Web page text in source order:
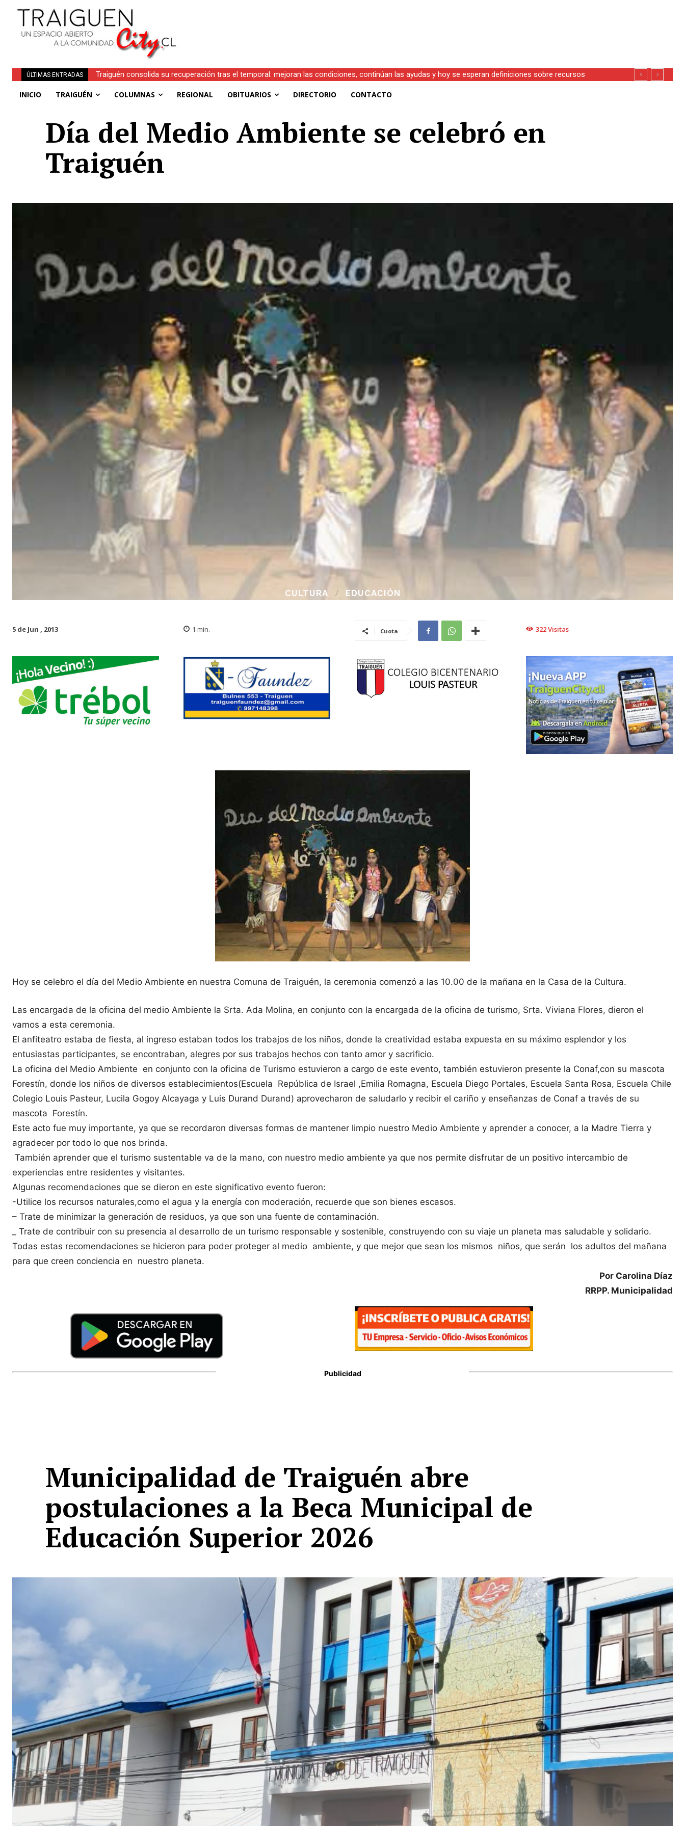
ÚLTIMAS ENTRADAS
Traiguén consolida su recuperación tras el temporal: mejoran las condiciones, continúan las ayudas y hoy se esperan definiciones sobre recursos
INICIO TRAIGUÉN COLUMNAS REGIONAL OBITUARIOS DIRECTORIO CONTACTO
Día del Medio Ambiente se celebró en
Traiguén
CULTURA EDUCACIÓN
5 de Jun , 2013 1 min. Cuota 322Visitas
Hoy se celebro el día del Medio Ambiente en nuestra Comuna de Traiguén, la ceremonia comenzó a las 10.00 de la mañana en la Casa de la Cultura.
Las encargada de la oficina del medio Ambiente la Srta. Ada Molina, en conjunto con la encargada de la oficina de turismo, Srta. Viviana Flores, dieron el
vamos a esta ceremonia.
El anfiteatro estaba de fiesta, al ingreso estaban todos los trabajos de los niños, donde la creatividad estaba expuesta en su máximo esplendor y los
entusiastas participantes, se encontraban, alegres por sus trabajos hechos con tanto amor y sacrificio.
La oficina del Medio Ambiente en conjunto con la oficina de Turismo estuvieron a cargo de este evento, también estuvieron presente la Conaf,con su mascota
Forestín, donde los niños de diversos establecimientos(Escuela República de Israel ,Emilia Romagna, Escuela Diego Portales, Escuela Santa Rosa, Escuela Chile
Colegio Louis Pasteur, Lucila Gogoy Alcayaga y Luis Durand Durand) aprovecharon de saludarlo y recibir el cariño y enseñanzas de Conaf a través de su
mascota Forestín.
Este acto fue muy importante, ya que se recordaron diversas formas de mantener limpio nuestro Medio Ambiente y aprender a conocer, a la Madre Tierra y
agradecer por todo lo que nos brinda.
También aprender que el turismo sustentable va de la mano, con nuestro medio ambiente ya que nos permite disfrutar de un positivo intercambio de
experiencias entre residentes y visitantes.
Algunas recomendaciones que se dieron en este significativo evento fueron:
-Utilice los recursos naturales,como el agua y la energía con moderación, recuerde que son bienes escasos.
– Trate de minimizar la generación de residuos, ya que son una fuente de contaminación.
_ Trate de contribuir con su presencia al desarrollo de un turismo responsable y sostenible, construyendo con su viaje un planeta mas saludable y solidario.
Todas estas recomendaciones se hicieron para poder proteger al medio ambiente, y que mejor que sean los mismos niños, que serán los adultos del mañana
para que creen conciencia en nuestro planeta.
Por Carolina Díaz
RRPP. Municipalidad
Publicidad